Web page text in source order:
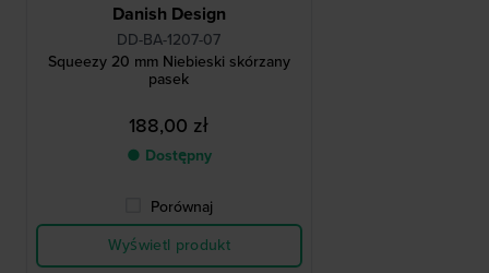
Danish Design
DD-BA-1207-07
Squeezy 20 mm Niebieski skórzany
pasek
188,00 zł
● Dostępny
Porównaj
Wyświetl produkt